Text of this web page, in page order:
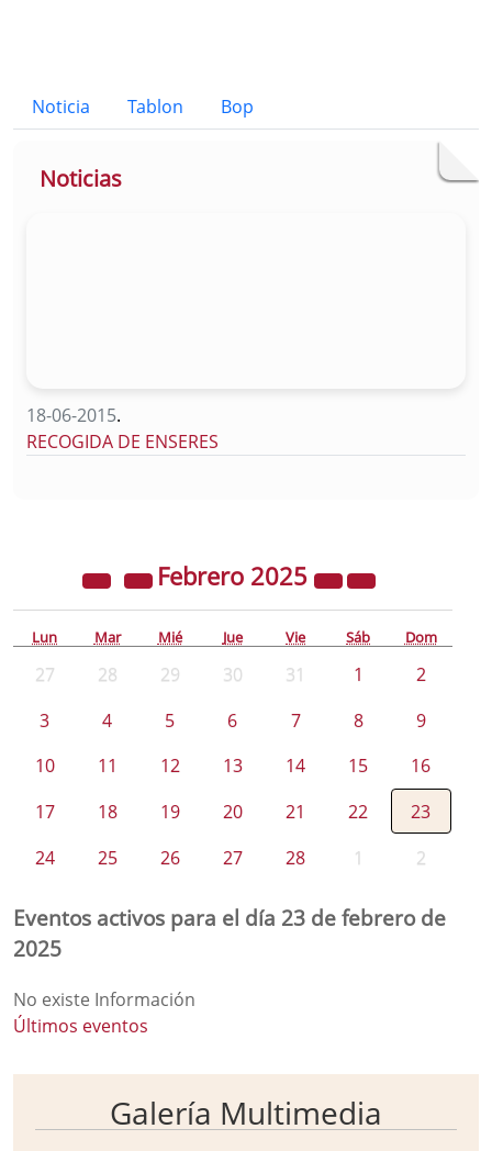
Noticia Tablon Bop
Button
Noticias
18-06-2015.
RECOGIDA DE ENSERES
Febrero 2025
Lun Mar Mié Jue Vie Sáb Dom
27 28 29 30 31 1
2
3
4 5 6 7 8
9
10
11 12 13 14 15
16
17
18 19 20 21 22
23
24
25 26 27 28 1 2
Eventos activos para el día 23 de febrero de
2025
No existe Información
Últimos eventos
Galería Multimedia